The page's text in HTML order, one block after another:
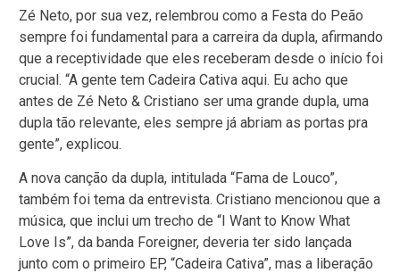
Zé Neto, por sua vez, relembrou como a Festa do Peão
sempre foi fundamental para a carreira da dupla, afirmando
que a receptividade que eles receberam desde o início foi
crucial. “A gente tem Cadeira Cativa aqui. Eu acho que
antes de Zé Neto & Cristiano ser uma grande dupla, uma
dupla tão relevante, eles sempre já abriam as portas pra
gente”, explicou.
A nova canção da dupla, intitulada “Fama de Louco”,
também foi tema da entrevista. Cristiano mencionou que a
música, que inclui um trecho de “I Want to Know What
Love Is”, da banda Foreigner, deveria ter sido lançada
junto com o primeiro EP, “Cadeira Cativa”, mas a liberação